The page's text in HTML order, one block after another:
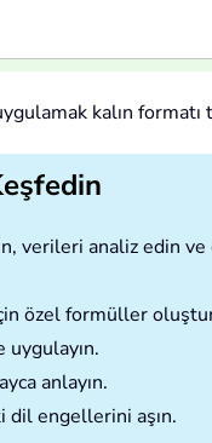
kalın
verileri analiz edin
için özel formüller
uygulayın.
anlayın.
dil engellerini aşın.